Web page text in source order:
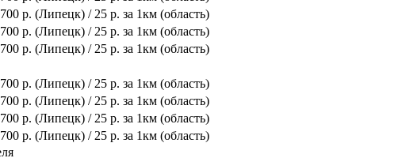
700 р. (Липецк) / 25 р. за 1км (область)
700 р. (Липецк) / 25 р. за 1км (область)
700 р. (Липецк) / 25 р. за 1км (область)
700 р. (Липецк) / 25 р. за 1км (область)
700 р. (Липецк) / 25 р. за 1км (область)
700 р. (Липецк) / 25 р. за 1км (область)
700 р. (Липецк) / 25 р. за 1км (область)